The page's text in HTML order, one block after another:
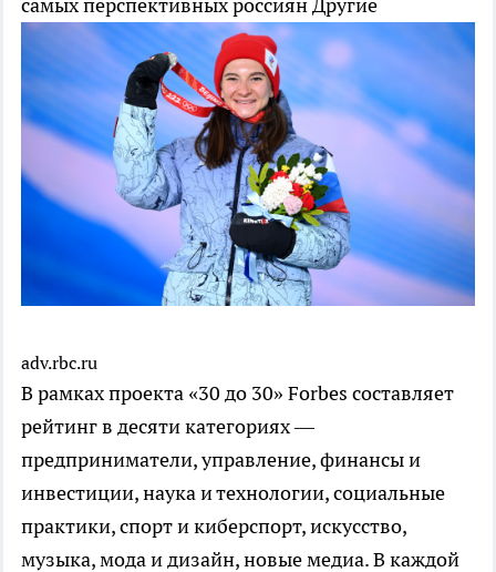
самых перспективных россиянДругие
adv.rbc.ru
В рамках проекта «30 до 30» Forbes составляет
рейтинг в десяти категориях —
предприниматели, управление, финансы и
инвестиции, наука и технологии, социальные
практики, спорт и киберспорт, искусство,
музыка, мода и дизайн, новые медиа. В каждой